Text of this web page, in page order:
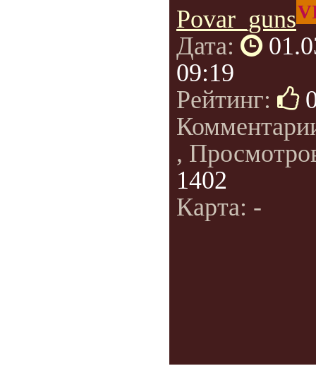
Povar_guns
Дата:
09:19
Рейтинг:
,
1402
Карта: -